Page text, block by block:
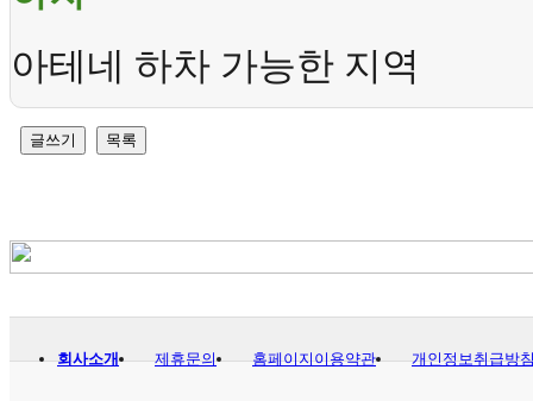
아테네 하차 가능한 지역
글쓰기 목록
회사소개 제휴문의 홈페이지이용약관 개인정보취급방